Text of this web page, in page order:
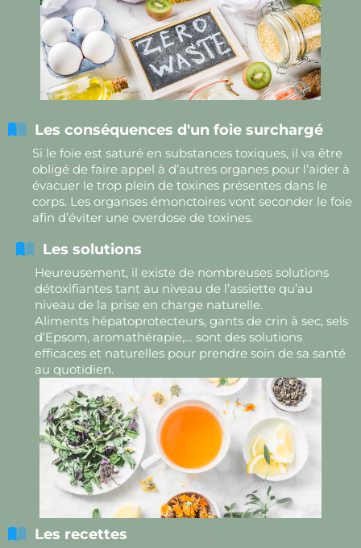
Les conséquences d'un foie surchargé
Si le foie est saturé en substances toxiques, il va être
obligé de faire appel à d’autres organes pour l’aider à
évacuer le trop plein de toxines présentes dans le
corps. Les organses émonctoires vont seconder le foie
afin d’éviter une overdose de toxines.
Les solutions
Heureusement, il existe de nombreuses solutions
détoxifiantes tant au niveau de l’assiette qu’au
niveau de la prise en charge naturelle.
Aliments hépatoprotecteurs, gants de crin à sec, sels
d’Epsom, aromathérapie,… sont des solutions
efficaces et naturelles pour prendre soin de sa santé
au quotidien.
Les recettes